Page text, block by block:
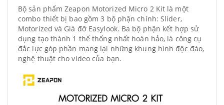
Bộ sản phẩm Zeapon Motorized Micro 2 Kit là một
combo thiết bị bao gồm 3 bộ phận chính: Slider,
Motorized và Giá đỡ Easylook. Ba bộ phận kết hợp sử
dụng tạo thành 1 thể thống nhất hoàn hảo, là công cụ
đắc lực góp phần mang lại những khung hình độc đáo,
nghệ thuật cho video của bạn.